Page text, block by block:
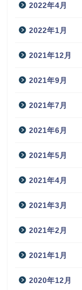
2022年4月
2022年1月
2021年12月
2021年9月
2021年7月
2021年6月
2021年5月
2021年4月
2021年3月
2021年2月
2021年1月
2020年12月